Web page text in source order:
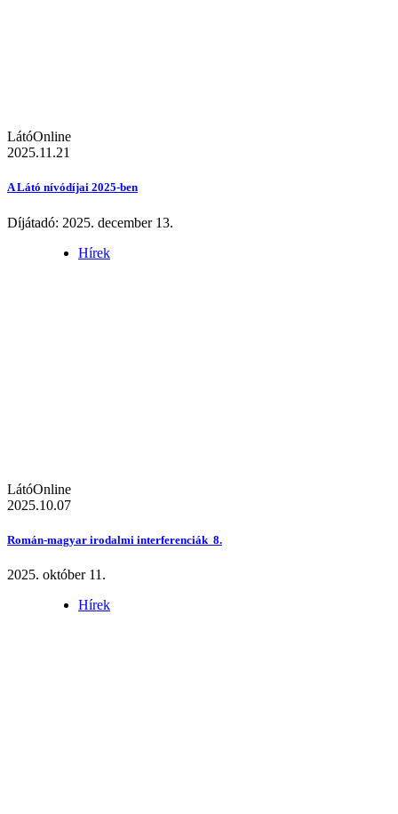
LátóOnline
2025.11.21
A Látó nívódíjai 2025-ben
Díjátadó: 2025. december 13.
Hírek
LátóOnline
2025.10.07
Román-magyar irodalmi interferenciák 8.
2025. október 11.
Hírek